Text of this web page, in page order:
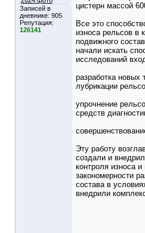
Записей в
дневнике: 905
Репутация:
126141
цистерн массой
Все это
износа рельсов в
подвижного
начали искать
исследований
разработка новых
лубрикации
упрочнение
средств
Эту работу
создали и
контроля износа
закономерности
состава в
внедрили